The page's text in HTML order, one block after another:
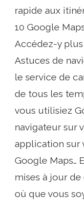
rapide aux
10 Google
Accédez-y
Astuces de
le service de
de tous les
vous utilisiez
navigateur sur
application sur
Google Maps…
mises à jour
où que vous